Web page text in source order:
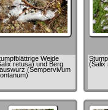
Weide
retusa) und Berg
(Sempervivum
(Salix